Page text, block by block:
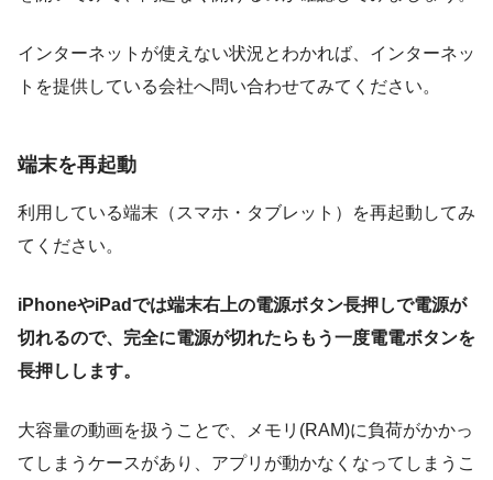
インターネットが使えない状況とわかれば、インターネッ
トを提供している会社へ問い合わせてみてください。
端末を再起動
利用している端末（スマホ・タブレット）を再起動してみ
てください。
iPhoneやiPadでは端末右上の電源ボタン長押しで電源が
切れるので、完全に電源が切れたらもう一度電電ボタンを
長押しします。
大容量の動画を扱うことで、メモリ(RAM)に負荷がかかっ
てしまうケースがあり、アプリが動かなくなってしまうこ